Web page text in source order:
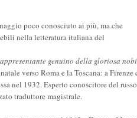
poco conosciuto ai più, ma che
nella letteratura italiana del
genuino della gloriosa
verso Roma e la Toscana: a
nel 1932. Esperto conoscitore del
traduttore magistrale.